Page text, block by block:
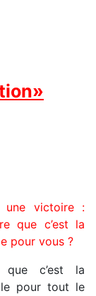
victoire :
que c’est la
pour vous ?
que c’est la
pour tout le